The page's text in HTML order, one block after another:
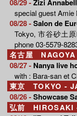
08/29 -Zizi
special guest Amie
08/28 -Salon de
Tokyo, 市谷砂土
phone 03-5579-
名古屋
08/27 - Nanya live
with : Bara-san et
東京 TOKYO -
08/26 -Showcase
弘前 HIROSAKI